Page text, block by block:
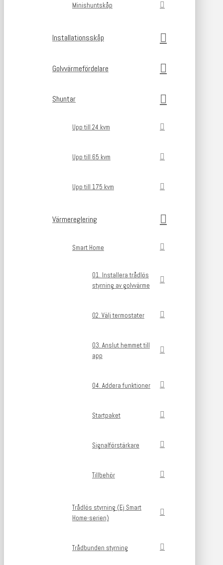
Minishuntskåp
Installationsskåp
Golvvärmefördelare
Shuntar
Upp till 24 kvm
Upp till 65 kvm
Upp till 175 kvm
Värmereglering
Smart Home
01. Installera trådlös
styrning av golvvärme
02. Välj termostater
03. Anslut hemmet till
app
04. Addera funktioner
Startpaket
Signalförstärkare
Tillbehör
Trådlös styrning (Ej Smart
Home-serien)
Trådbunden styrning